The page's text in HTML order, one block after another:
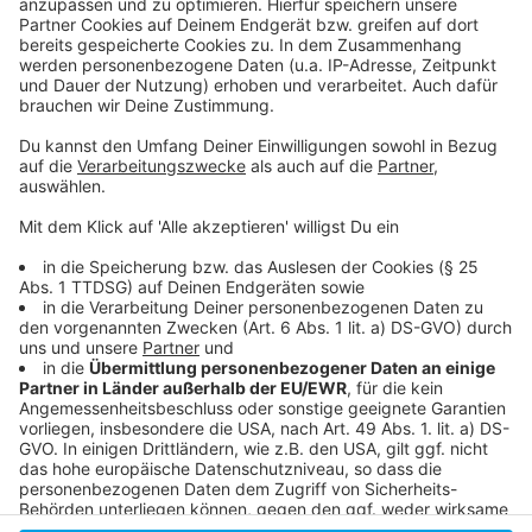
Anzeige
Hier informiert der Veranstalter Destination
Düsseldorf
So war das Fazit nach der ProWein im letzten Jahr
Mehr News aus der Stadt
Anzeige
Anzeige